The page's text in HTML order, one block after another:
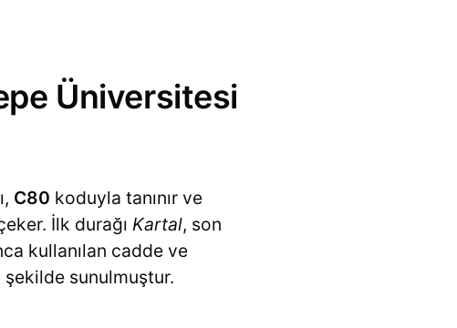
Üniversitesi
C80 koduyla tanınır ve
İlk durağı Kartal, son
kullanılan cadde ve
sunulmuştur.